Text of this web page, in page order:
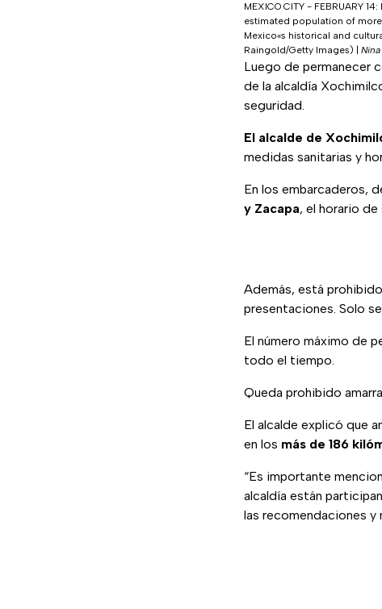
MEXICO CITY - FEBRUARY
estimated population of
Mexico«s historical and
Raingold/Getty Images)
Luego de permanecer
de la alcaldía
seguridad.
El alcalde de
medidas sanitarias y
En los embarcaderos,
y Zacapa, el horario
Además, está
presentaciones. Solo
El número máximo de
todo el tiempo.
Queda prohibido
El alcalde explicó que
en los más de 186
“Es importante
alcaldía están
las recomendaciones y